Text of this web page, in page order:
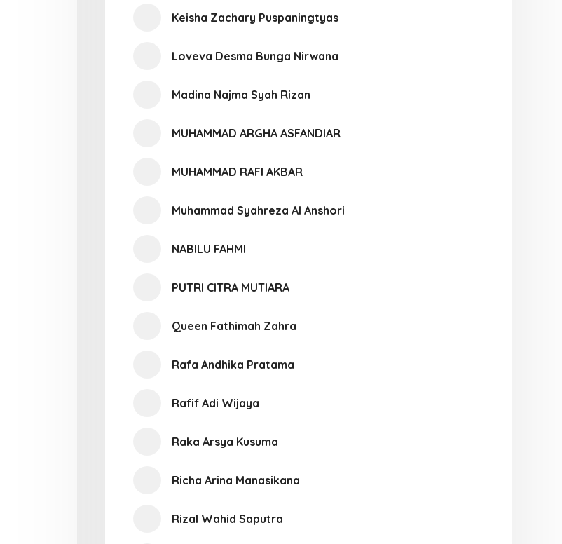
Keisha Zachary Puspaningtyas
Loveva Desma Bunga Nirwana
Madina Najma Syah Rizan
MUHAMMAD ARGHA ASFANDIAR
MUHAMMAD RAFI AKBAR
Muhammad Syahreza Al Anshori
NABILU FAHMI
PUTRI CITRA MUTIARA
Queen Fathimah Zahra
Rafa Andhika Pratama
Rafif Adi Wijaya
Raka Arsya Kusuma
Richa Arina Manasikana
Rizal Wahid Saputra